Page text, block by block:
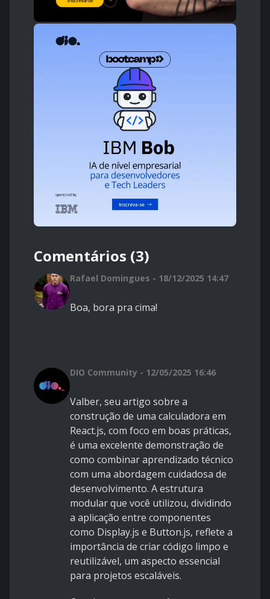
Comentários (3)
Rafael Domingues - 18/12/2025 14:47
Boa, bora pra cima!
DIO Community - 12/05/2025 16:46
Valber, seu artigo sobre a
construção de uma calculadora em
React.js, com foco em boas práticas,
é uma excelente demonstração de
como combinar aprendizado técnico
com uma abordagem cuidadosa de
desenvolvimento. A estrutura
modular que você utilizou, dividindo
a aplicação entre componentes
como Display.js e Button.js, reflete a
importância de criar código limpo e
reutilizável, um aspecto essencial
para projetos escaláveis.